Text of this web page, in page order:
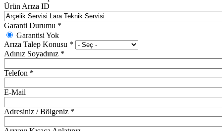
Ürün Arıza ID
Garanti Durumu *
Garantisi Yok
Arıza Talep Konusu *
Adınız Soyadınız *
Telefon *
E-Mail
Adresiniz / Bölgeniz *